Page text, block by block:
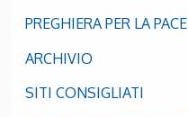
PREGHIERA PER LA PACE
ARCHIVIO
SITI CONSIGLIATI